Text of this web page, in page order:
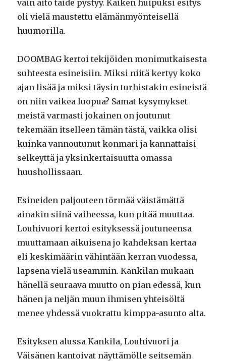
vain aito taide pystyy. Kaiken huipuksi esitys
oli vielä maustettu elämänmyönteisellä
huumorilla.
DOOMBAG kertoi tekijöiden monimutkaisesta
suhteesta esineisiin. Miksi niitä kertyy koko
ajan lisää ja miksi täysin turhistakin esineistä
on niin vaikea luopua? Samat kysymykset
meistä varmasti jokainen on joutunut
tekemään itselleen tämän tästä, vaikka olisi
kuinka vannoutunut konmari ja kannattaisi
selkeyttä ja yksinkertaisuutta omassa
huushollissaan.
Esineiden paljouteen törmää väistämättä
ainakin siinä vaiheessa, kun pitää muuttaa.
Louhivuori kertoi esityksessä joutuneensa
muuttamaan aikuisena jo kahdeksan kertaa
eli keskimäärin vähintään kerran vuodessa,
lapsena vielä useammin. Kankilan mukaan
hänellä seuraava muutto on pian edessä, kun
hänen ja neljän muun ihmisen yhteisöltä
menee yhdessä vuokrattu kimppa-asunto alta.
Esityksen alussa Kankila, Louhivuori ja
Väisänen kantoivat näyttämölle seitsemän